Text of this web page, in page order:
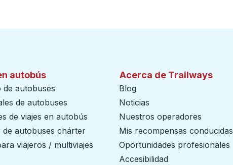
autobús
de autobuses
de autobuses
de viajes en autobús
de autobuses chárter
viajeros / multiviajes
Acerca de Trailways
Blog
Noticias
Nuestros operadores
Mis recompensas conducidas
Oportunidades profesionales
Accesibilidad